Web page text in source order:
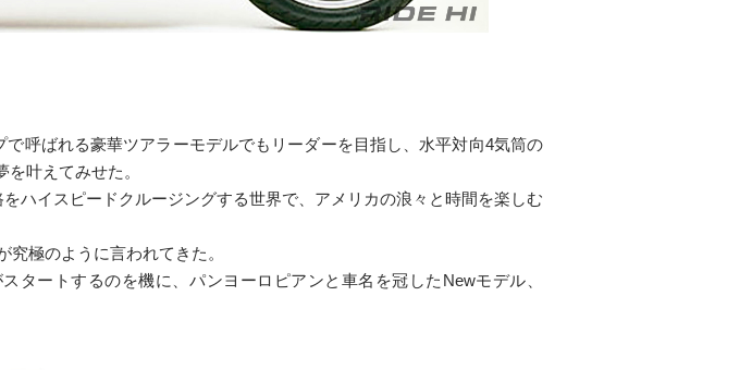
呼ばれる豪華ツアラーモデルでもリーダーを目指し、水平対向4気筒の
叶えてみせた。
ハイスピードクルージングする世界で、アメリカの浪々と時間を楽しむ
極のように言われてきた。
タートするのを機に、パンヨーロピアンと車名を冠したNewモデル、